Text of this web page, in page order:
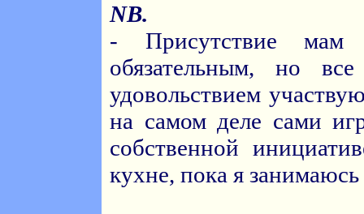
NB.
- Присутствие мам
обязательным, но
удовольствием
на самом деле сами
собственной
кухне, пока я